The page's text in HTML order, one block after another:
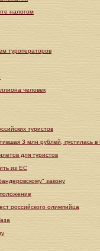
налогом
туроператоров
человек
туристов
3 млн рублей, пустилась в
для туристов
из ЕС
закону
российского олимпийца